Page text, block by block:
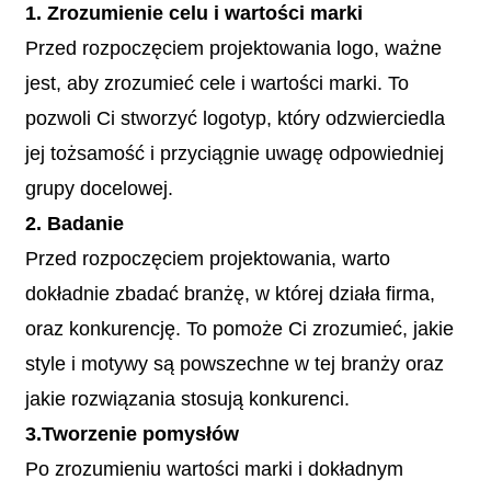
1. Zrozumienie celu i wartości marki
Przed rozpoczęciem projektowania logo, ważne
jest, aby zrozumieć cele i wartości marki. To
pozwoli Ci stworzyć logotyp, który odzwierciedla
jej tożsamość i przyciągnie uwagę odpowiedniej
grupy docelowej.
2. Badanie
Przed rozpoczęciem projektowania, warto
dokładnie zbadać branżę, w której działa firma,
oraz konkurencję. To pomoże Ci zrozumieć, jakie
style i motywy są powszechne w tej branży oraz
jakie rozwiązania stosują konkurenci.
3.Tworzenie pomysłów
Po zrozumieniu wartości marki i dokładnym